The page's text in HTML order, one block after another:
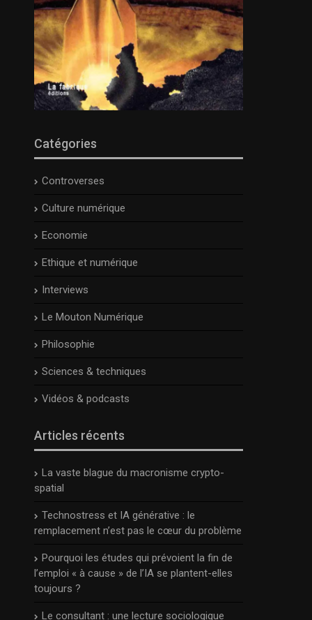
Catégories
Controverses
Culture numérique
Economie
Ethique et numérique
Interviews
Le Mouton Numérique
Philosophie
Sciences & techniques
Vidéos & podcasts
Articles récents
La vaste blague du macronisme crypto-
spatial
Technostress et IA générative : le
remplacement n’est pas le cœur du problème
Pourquoi les études qui prévoient la fin de
l’emploi « à cause » de l’IA se plantent-elles
toujours ?
Le consultant : une lecture sociologique